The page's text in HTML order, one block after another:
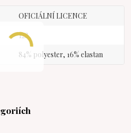
OFICIÁLNÍ LICENCE
128
84% polyester, 16% elastan